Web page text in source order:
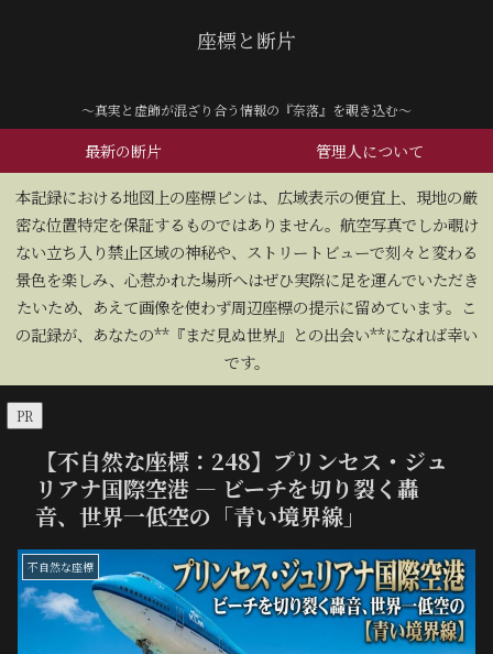
座標と断片
～真実と虚飾が混ざり合う情報の『奈落』を覗き込む～
最新の断片 管理人について
​本記録における地図上の座標ピンは、広域表示の便宜上、現地の厳
密な位置特定を保証するものではありません。航空写真でしか覗け
ない立ち入り禁止区域の神秘や、ストリートビューで刻々と変わる
景色を楽しみ、心惹かれた場所へはぜひ実際に足を運んでいただき
たいため、あえて画像を使わず周辺座標の提示に留めています。こ
の記録が、あなたの**『まだ見ぬ世界』との出会い**になれば幸い
です。
PR
【不自然な座標：248】プリンセス・ジュ
リアナ国際空港 — ビーチを切り裂く轟
音、世界一低空の「青い境界線」
不自然な座標